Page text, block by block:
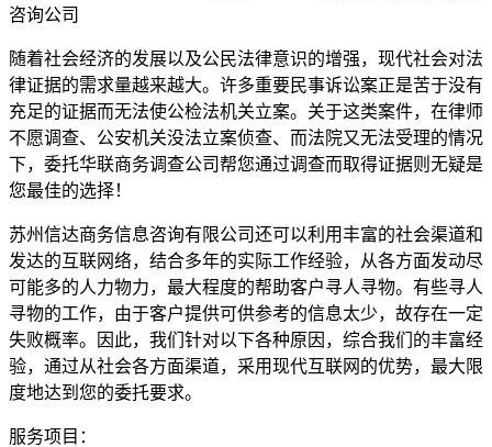
咨询公司
随着社会经济的发展以及公民法律意识的增强，现代社会对法
律证据的需求量越来越大。许多重要民事诉讼案正是苦于没有
充足的证据而无法使公检法机关立案。关于这类案件，在律师
不愿调查、公安机关没法立案侦查、而法院又无法受理的情况
下，委托华联商务调查公司帮您通过调查而取得证据则无疑是
您最佳的选择！
苏州信达商务信息咨询有限公司还可以利用丰富的社会渠道和
发达的互联网络，结合多年的实际工作经验，从各方面发动尽
可能多的人力物力，最大程度的帮助客户寻人寻物。有些寻人
寻物的工作，由于客户提供可供参考的信息太少，故存在一定
失败概率。因此，我们针对以下各种原因，综合我们的丰富经
验，通过从社会各方面渠道，采用现代互联网的优势，最大限
度地达到您的委托要求。
服务项目：